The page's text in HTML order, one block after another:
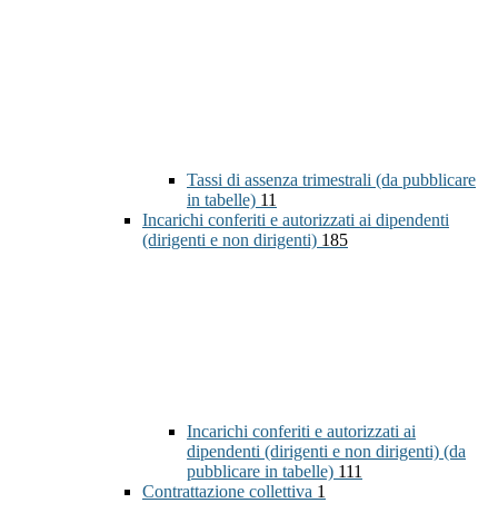
Tassi di assenza trimestrali (da pubblicare
in tabelle) 11
Incarichi conferiti e autorizzati ai dipendenti
(dirigenti e non dirigenti) 185
Incarichi conferiti e autorizzati ai
dipendenti (dirigenti e non dirigenti) (da
pubblicare in tabelle) 111
Contrattazione collettiva 1